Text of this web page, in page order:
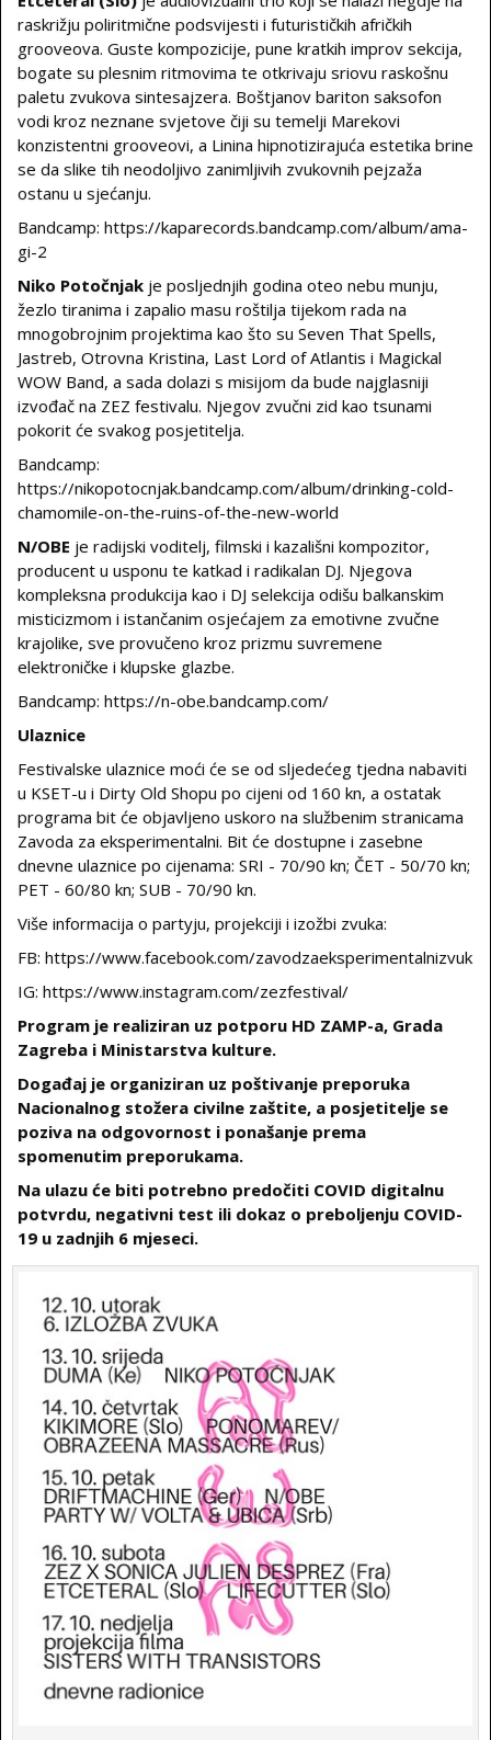
raskrižju poliritmične podsvijesti i futurističkih afričkih
grooveova. Guste kompozicije, pune kratkih improv sekcija,
bogate su plesnim ritmovima te otkrivaju sriovu raskošnu
paletu zvukova sintesajzera. Boštjanov bariton saksofon
vodi kroz neznane svjetove čiji su temelji Marekovi
konzistentni grooveovi, a Linina hipnotizirajuća estetika brine
se da slike tih neodoljivo zanimljivih zvukovnih pejzaža
ostanu u sjećanju.
Bandcamp: https://kaparecords.bandcamp.com/album/ama-
gi-2
Niko Potočnjak je posljednjih godina oteo nebu munju,
žezlo tiranima i zapalio masu roštilja tijekom rada na
mnogobrojnim projektima kao što su Seven That Spells,
Jastreb, Otrovna Kristina, Last Lord of Atlantis i Magickal
WOW Band, a sada dolazi s misijom da bude najglasniji
izvođač na ZEZ festivalu. Njegov zvučni zid kao tsunami
pokorit će svakog posjetitelja.
Bandcamp:
https://nikopotocnjak.bandcamp.com/album/drinking-cold-
chamomile-on-the-ruins-of-the-new-world
N/OBE je radijski voditelj, filmski i kazališni kompozitor,
producent u usponu te katkad i radikalan DJ. Njegova
kompleksna produkcija kao i DJ selekcija odišu balkanskim
misticizmom i istančanim osjećajem za emotivne zvučne
krajolike, sve provučeno kroz prizmu suvremene
elektroničke i klupske glazbe.
Bandcamp: https://n-obe.bandcamp.com/
Ulaznice
Festivalske ulaznice moći će se od sljedećeg tjedna nabaviti
u KSET-u i Dirty Old Shopu po cijeni od 160 kn, a ostatak
programa bit će objavljeno uskoro na službenim stranicama
Zavoda za eksperimentalni. Bit će dostupne i zasebne
dnevne ulaznice po cijenama: SRI - 70/90 kn; ČET - 50/70 kn;
PET - 60/80 kn; SUB - 70/90 kn.
Više informacija o partyju, projekciji i izožbi zvuka:
FB: https://www.facebook.com/zavodzaeksperimentalnizvuk
IG: https://www.instagram.com/zezfestival/
Program je realiziran uz potporu HD ZAMP-a, Grada
Zagreba i Ministarstva kulture.
Događaj je organiziran uz poštivanje preporuka
Nacionalnog stožera civilne zaštite, a posjetitelje se
poziva na odgovornost i ponašanje prema
spomenutim preporukama.
Na ulazu će biti potrebno predočiti COVID digitalnu
potvrdu, negativni test ili dokaz o preboljenju COVID-
19 u zadnjih 6 mjeseci.